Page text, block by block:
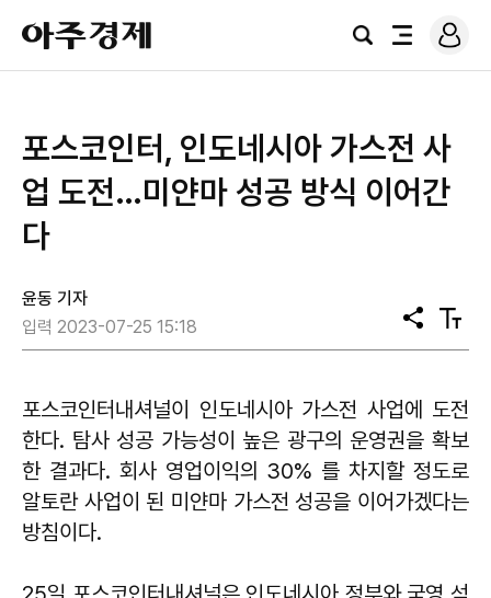
아
주
경
검
전
로
그
포스코인터, 인도네시아 가스전 사
업 도전…미얀마 성공 방식 이어간
다
윤동 기자
입력 2023-07-25 15:18
공
유
텍
스
기
포스코인터내셔널이 인도네시아 가스전 사업에 도전
한다. 탐사 성공 가능성이 높은 광구의 운영권을 확보
한 결과다. 회사 영업이익의 30% 를 차지할 정도로
알토란 사업이 된 미얀마 가스전 성공을 이어가겠다는
방침이다.